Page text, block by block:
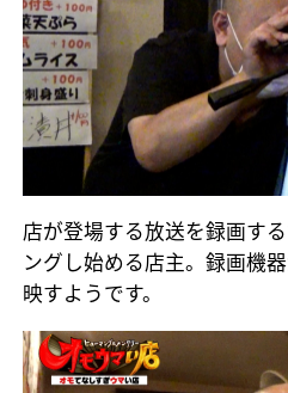
店が登場する放送を録画す
ングし始める店主。録画機
映すようです。